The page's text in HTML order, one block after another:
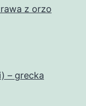
z orzo
– grecka